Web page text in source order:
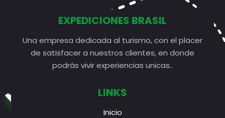
EXPEDICIONES BRASIL
Una empresa dedicada al turismo, con el placer
de satisfacer a nuestros clientes, en donde
podrás vivir experiencias unicas..
LINKS
Inicio